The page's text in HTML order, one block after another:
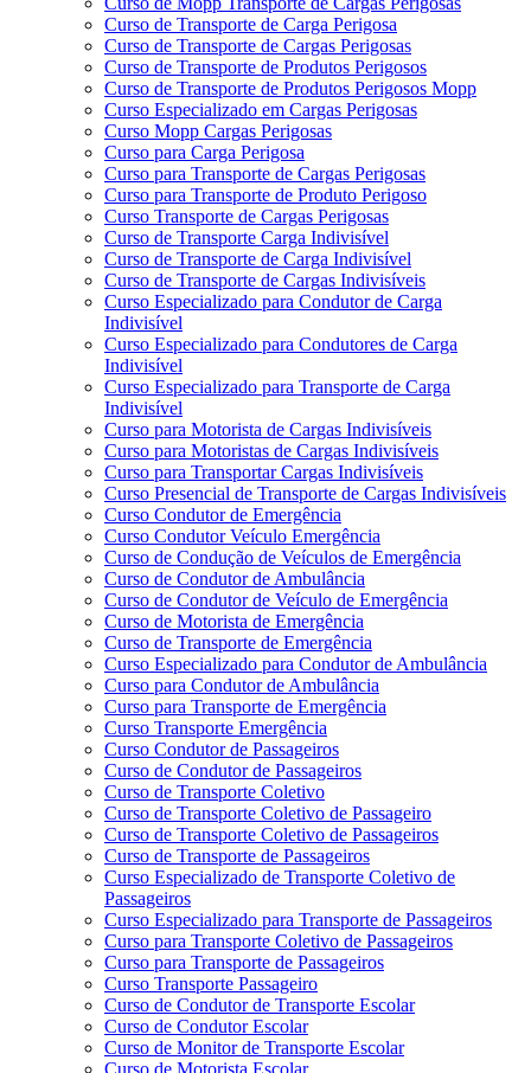
Curso de Transporte de Carga Perigosa
Curso de Transporte de Cargas Perigosas
Curso de Transporte de Produtos Perigosos
Curso de Transporte de Produtos Perigosos Mopp
Curso Especializado em Cargas Perigosas
Curso Mopp Cargas Perigosas
Curso para Carga Perigosa
Curso para Transporte de Cargas Perigosas
Curso para Transporte de Produto Perigoso
Curso Transporte de Cargas Perigosas
Curso de Transporte Carga Indivisível
Curso de Transporte de Carga Indivisível
Curso de Transporte de Cargas Indivisíveis
Curso Especializado para Condutor de Carga
Indivisível
Curso Especializado para Condutores de Carga
Indivisível
Curso Especializado para Transporte de Carga
Indivisível
Curso para Motorista de Cargas Indivisíveis
Curso para Motoristas de Cargas Indivisíveis
Curso para Transportar Cargas Indivisíveis
Curso Presencial de Transporte de Cargas Indivisíveis
Curso Condutor de Emergência
Curso Condutor Veículo Emergência
Curso de Condução de Veículos de Emergência
Curso de Condutor de Ambulância
Curso de Condutor de Veículo de Emergência
Curso de Motorista de Emergência
Curso de Transporte de Emergência
Curso Especializado para Condutor de Ambulância
Curso para Condutor de Ambulância
Curso para Transporte de Emergência
Curso Transporte Emergência
Curso Condutor de Passageiros
Curso de Condutor de Passageiros
Curso de Transporte Coletivo
Curso de Transporte Coletivo de Passageiro
Curso de Transporte Coletivo de Passageiros
Curso de Transporte de Passageiros
Curso Especializado de Transporte Coletivo de
Passageiros
Curso Especializado para Transporte de Passageiros
Curso para Transporte Coletivo de Passageiros
Curso para Transporte de Passageiros
Curso Transporte Passageiro
Curso de Condutor de Transporte Escolar
Curso de Condutor Escolar
Curso de Monitor de Transporte Escolar
Curso de Motorista Escolar